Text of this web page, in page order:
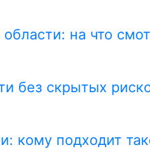
на что
без скрытых
кому подходит